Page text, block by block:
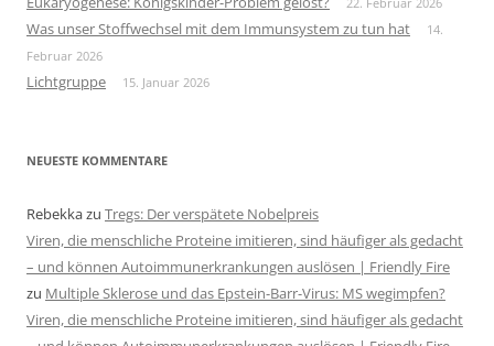
Was unser Stoffwechsel mit dem Immunsystem zu tun hat
14.
Februar 2026
Lichtgruppe 15. Januar 2026
NEUESTE KOMMENTARE
Rebekkazu Tregs: Der verspätete Nobelpreis
Viren, die menschliche Proteine imitieren, sind häufiger als gedacht
– und können Autoimmunerkrankungen auslösen | Friendly Fire
zu Multiple Sklerose und das Epstein-Barr-Virus: MS wegimpfen?
Viren, die menschliche Proteine imitieren, sind häufiger als gedacht